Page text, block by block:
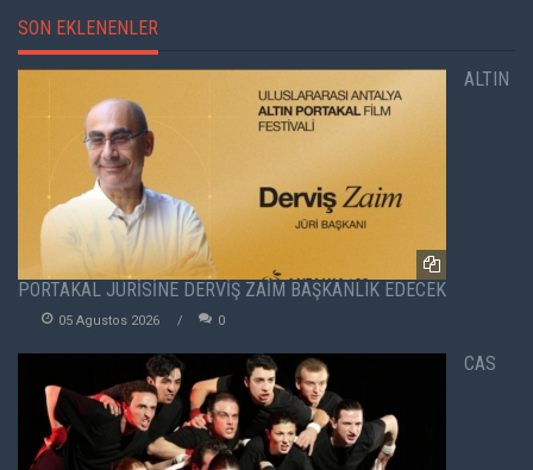
SON EKLENENLER
ALTIN
PORTAKAL JÜRİSİNE DERVİŞ ZAİM BAŞKANLIK EDECEK
05 Agustos 2026 0
CAS